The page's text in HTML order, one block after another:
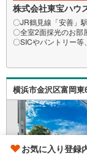
株式会社東宝ハウ
〇JR鶴見線「安善」
〇全室2面採光のお部
〇SICやパントリー
「Yahoo！ 不動産 物
「資料をもらう」「
※必ずYahoo！ JAPAN
※PayPayボーナスラ
ら60日です。
ーーーーーーーーー
紹介金融機関/都市銀行
※上記金利は 2026年
横浜市金沢区富岡東
お気に入り登録